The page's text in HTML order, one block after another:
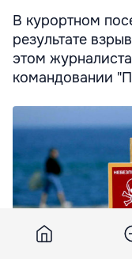
В курортном
результате
этом
командовании